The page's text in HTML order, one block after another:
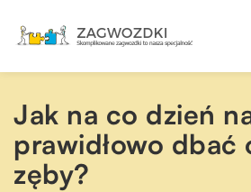
Jak na co dzień
prawidłowo dbać
zęby?